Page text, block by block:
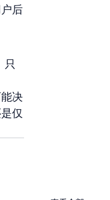
后
只
决
仅